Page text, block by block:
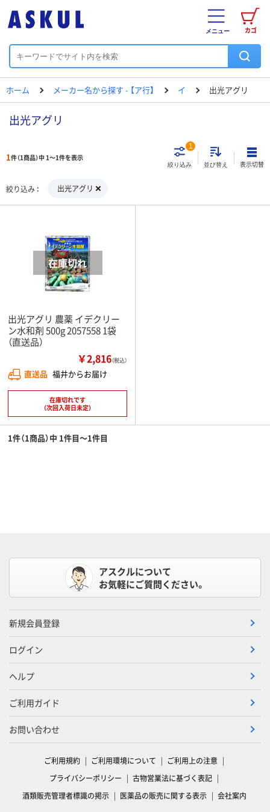
カゴ
メニュー
ホーム メーカー名から探す - 【ア行】 イ 出光アグリ
出光アグリ
1件（1商品）中 1～1件を表示
絞り込み
1
並び替え 表示切替
絞り込み 出光アグリ
出光アグリ 農薬 イデクリー
ン水和剤 500g 2057558 1袋
（直送品）
￥2,816（税込）
直送品 福井からお届け
在庫切れです
（次回入荷日未定）
1件（1商品）中 1件目～1件目
アスクルについて
お気軽にご質問ください。
新規会員登録
ログイン
ヘルプ
ご利用ガイド
お問い合わせ
ご利用規約 ご利用環境について
ご利用上の注意
プライバシーポリシー
古物営業法に基づく表記
酒類販売管理者標識の掲示
医薬品の販売に関する表示 会社案内